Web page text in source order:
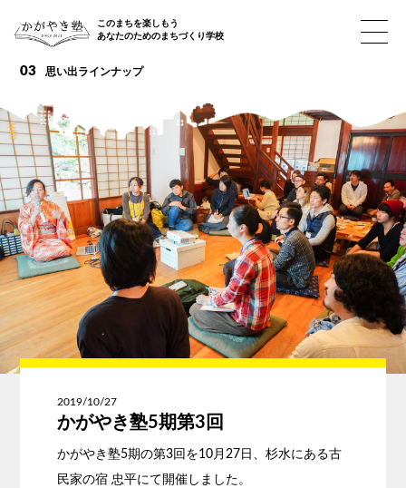
このまちを楽しもう
あなたのためのまちづくり学校
03 思い出ラインナップ
2019/10/27
かがやき塾5期第3回
かがやき塾5期の第3回を10月27日、杉水にある古
民家の宿 忠平にて開催しました。